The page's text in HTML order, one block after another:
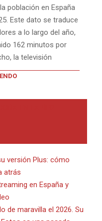
población en España
Este dato se traduce
a lo largo del año,
162 minutos por
la televisión
versión Plus: cómo
atrás
en España y
de maravilla el 2026. Su